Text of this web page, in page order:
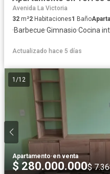
Avenida La Victoria
32 m²2 Habitaciones1 Baño
·Barbecue·Gimnasio·Cocina
Actualizado hace 5 días
1 /12
Apartamento·en venta
$ 280.000.000$